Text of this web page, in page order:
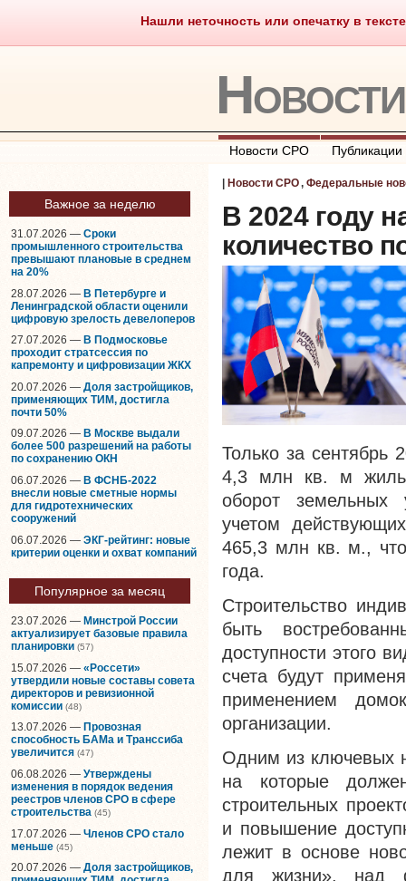
Нашли неточность или опечатку в
Саморегулирование Что
Новости СРО Публикации
Важное за неделю
31.07.2026 — Сроки
промышленного строительства
превышают плановые в среднем
на 20%
28.07.2026 — В Петербурге и
Ленинградской области оценили
цифровую зрелость девелоперов
27.07.2026 — В Подмосковье
проходит стратсессия по
капремонту и цифровизации ЖКХ
20.07.2026 — Доля застройщиков,
применяющих ТИМ, достигла
почти 50%
09.07.2026 — В Москве выдали
более 500 разрешений на работы
по сохранению ОКН
06.07.2026 — В ФСНБ-2022
внесли новые сметные нормы
для гидротехнических
сооружений
06.07.2026 — ЭКГ-рейтинг: новые
критерии оценки и охват компаний
Популярное за месяц
23.07.2026 — Минстрой России
актуализирует базовые правила
планировки (57)
15.07.2026 — «Россети»
утвердили новые составы совета
директоров и ревизионной
комиссии (48)
13.07.2026 — Провозная
способность БАМа и Транссиба
увеличится (47)
06.08.2026 — Утверждены
изменения в порядок ведения
реестров членов СРО в сфере
строительства (45)
17.07.2026 — Членов СРО стало
меньше (45)
20.07.2026 — Доля застройщиков,
Новости СРО, Федеральные
В 2024 году
количество
Только за сентябрь
4,3 млн кв. м
оборот земельных
учетом
465,3 млн кв. м.,
года.
Строительство
быть
доступности этого
счета будут
применением
организации.
Одним из ключевых
на которые
строительных
и повышение
лежит в основе
для жизни», над